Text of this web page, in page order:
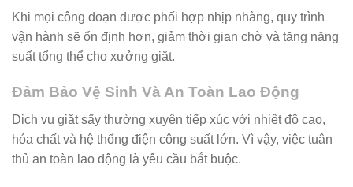
Khi mọi công đoạn được phối hợp nhịp nhàng, quy trình
vận hành sẽ ổn định hơn, giảm thời gian chờ và tăng năng
suất tổng thể cho xưởng giặt.
Đảm Bảo Vệ Sinh Và An Toàn Lao Động
Dịch vụ giặt sấy thường xuyên tiếp xúc với nhiệt độ cao,
hóa chất và hệ thống điện công suất lớn. Vì vậy, việc tuân
thủ an toàn lao động là yêu cầu bắt buộc.